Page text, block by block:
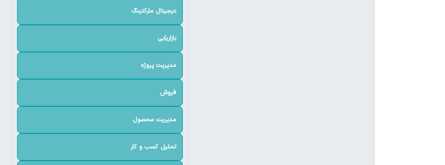
دیجیتال مارکتینگ
بازاریابی
مدیریت پروژه
فروش
مدیریت محصول
تحلیل کسب و کار